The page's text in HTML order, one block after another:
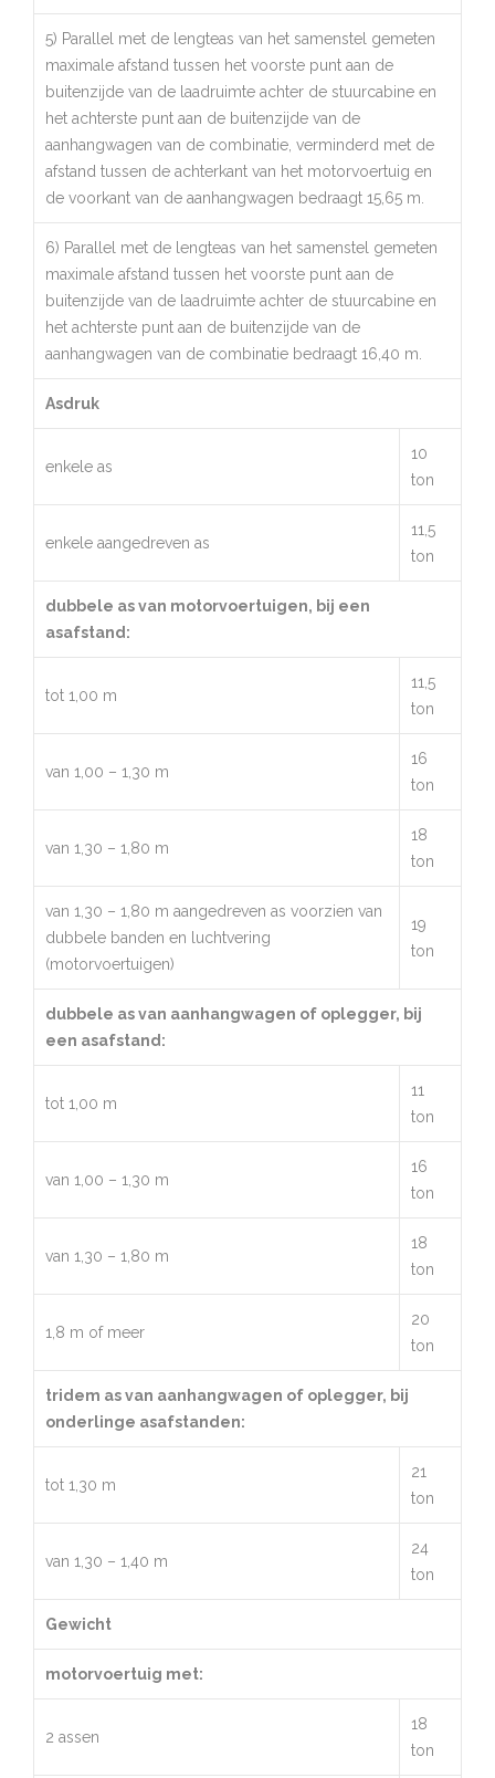
5) Parallel met de lengteas van het samenstel gemeten
maximale afstand tussen het voorste punt aan de
buitenzijde van de laadruimte achter de stuurcabine en
het achterste punt aan de buitenzijde van de
aanhangwagen van de combinatie, verminderd met de
afstand tussen de achterkant van het motorvoertuig en
de voorkant van de aanhangwagen bedraagt 15,65 m.
6) Parallel met de lengteas van het samenstel gemeten
maximale afstand tussen het voorste punt aan de
buitenzijde van de laadruimte achter de stuurcabine en
het achterste punt aan de buitenzijde van de
aanhangwagen van de combinatie bedraagt 16,40 m.
Asdruk
enkele as
10
ton
enkele aangedreven as
11,5
ton
dubbele as van motorvoertuigen, bij een
asafstand:
tot 1,00 m
11,5
ton
van 1,00 – 1,30 m
16
ton
van 1,30 – 1,80 m
18
ton
van 1,30 – 1,80 m aangedreven as voorzien van
dubbele banden en luchtvering
(motorvoertuigen)
19
ton
dubbele as van aanhangwagen of oplegger, bij
een asafstand:
tot 1,00 m
11
ton
van 1,00 – 1,30 m
16
ton
van 1,30 – 1,80 m
18
ton
1,8 m of meer
20
ton
tridem as van aanhangwagen of oplegger, bij
onderlinge asafstanden:
tot 1,30 m
21
ton
van 1,30 – 1,40 m
24
ton
Gewicht
motorvoertuig met:
2 assen
18
ton